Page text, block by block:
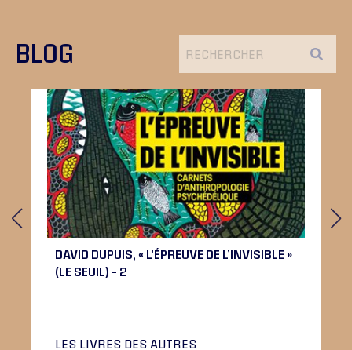
BLOG
DAVID DUPUIS, « L’ÉPREUVE DE L’INVISIBLE »
(LE SEUIL) – 2
LES LIVRES DES AUTRES